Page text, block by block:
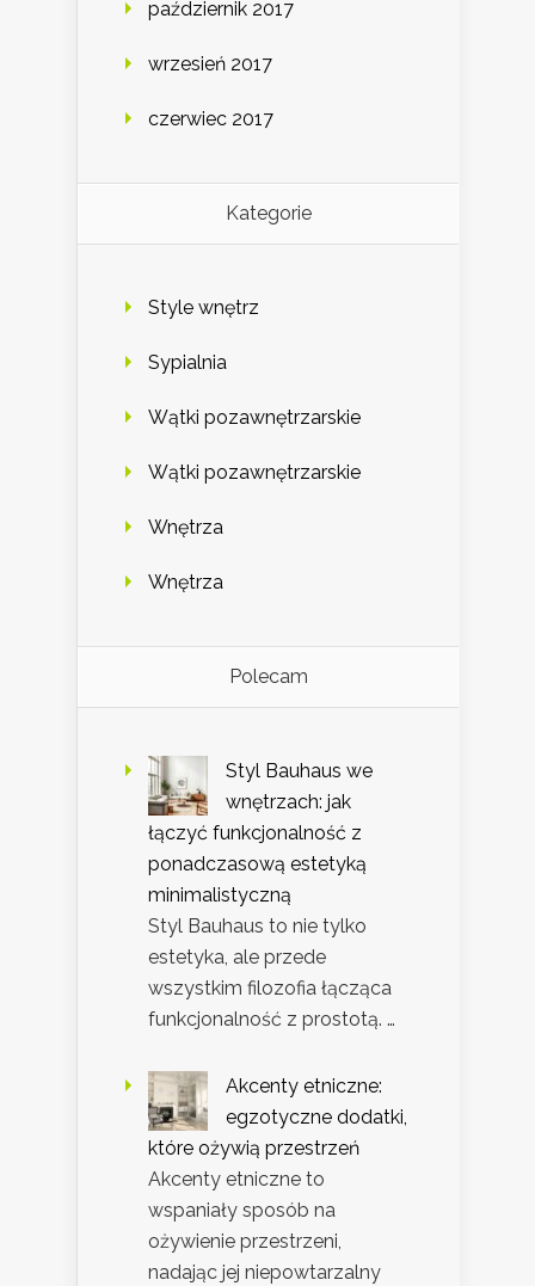
październik 2017
wrzesień 2017
czerwiec 2017
Kategorie
Style wnętrz
Sypialnia
Wątki pozawnętrzarskie
Wątki pozawnętrzarskie
Wnętrza
Wnętrza
Polecam
Styl Bauhaus we
wnętrzach: jak
łączyć funkcjonalność z
ponadczasową estetyką
minimalistyczną
Styl Bauhaus to nie tylko
estetyka, ale przede
wszystkim filozofia łącząca
funkcjonalność z prostotą. …
Akcenty etniczne:
egzotyczne dodatki,
które ożywią przestrzeń
Akcenty etniczne to
wspaniały sposób na
ożywienie przestrzeni,
nadając jej niepowtarzalny